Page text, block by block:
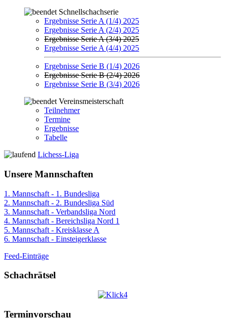
Schnellschachserie
Ergebnisse Serie A (1/4) 2025
Ergebnisse Serie A (2/4) 2025
Ergebnisse Serie A (3/4) 2025
Ergebnisse Serie A (4/4) 2025
Ergebnisse Serie B (1/4) 2026
Ergebnisse Serie B (2/4) 2026
Ergebnisse Serie B (3/4) 2026
Vereinsmeisterschaft
Teilnehmer
Termine
Ergebnisse
Tabelle
Lichess-Liga
Unsere Mannschaften
1. Mannschaft - 1. Bundesliga
2. Mannschaft - 2. Bundesliga Süd
3. Mannschaft - Verbandsliga Nord
4. Mannschaft - Bereichsliga Nord 1
5. Mannschaft - Kreisklasse A
6. Mannschaft - Einsteigerklasse
Feed-Einträge
Schachrätsel
Terminvorschau